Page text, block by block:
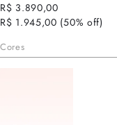
R$ 3.890,00
R$ 1.945,00 (50% off)
Cores